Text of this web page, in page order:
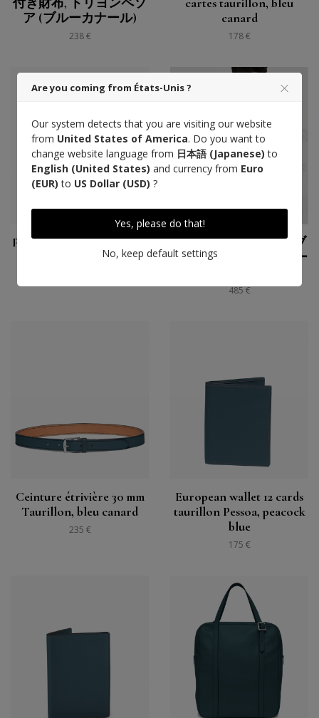
付き財布, トリヨンペソ
ア (ブルーカナール)
238 €
cartes taurillon, bleu
canard
178 €
Pochette taurillon Pessoa,
bleu canard
ポロ グルーミング コブ
トリヨン ペソア, ブルー
485 €
Ceinture étrivière 30 mm
Taurillon, bleu canard
235 €
European wallet 12 cards
taurillon Pessoa, peacock
blue
175 €
Are you coming from États-Unis ?
Our system detects that you are visiting our website
from United States of America. Do you want to
change website language from 日本語 (Japanese) to
English (United States) and currency from Euro
(EUR) to US Dollar (USD) ?
Yes, please do that!
No, keep default settings